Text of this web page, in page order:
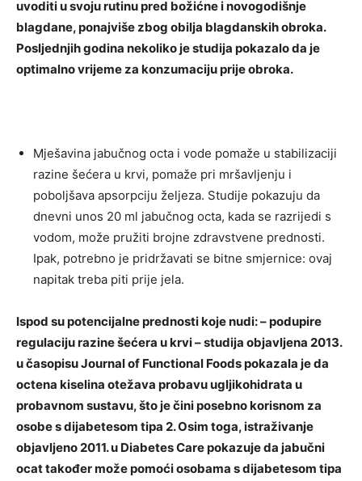
uvoditi u svoju rutinu pred božićne i novogodišnje
blagdane, ponajviše zbog obilja blagdanskih obroka.
Posljednjih godina nekoliko je studija pokazalo da je
optimalno vrijeme za konzumaciju prije obroka.
Mješavina jabučnog octa i vode pomaže u stabilizaciji
razine šećera u krvi, pomaže pri mršavljenju i
poboljšava apsorpciju željeza. Studije pokazuju da
dnevni unos 20 ml jabučnog octa, kada se razrijedi s
vodom, može pružiti brojne zdravstvene prednosti.
Ipak, potrebno je pridržavati se bitne smjernice: ovaj
napitak treba piti prije jela.
Ispod su potencijalne prednosti koje nudi: – podupire
regulaciju razine šećera u krvi – studija objavljena 2013.
u časopisu Journal of Functional Foods pokazala je da
octena kiselina otežava probavu ugljikohidrata u
probavnom sustavu, što je čini posebno korisnom za
osobe s dijabetesom tipa 2. Osim toga, istraživanje
objavljeno 2011. u Diabetes Care pokazuje da jabučni
ocat također može pomoći osobama s dijabetesom tipa